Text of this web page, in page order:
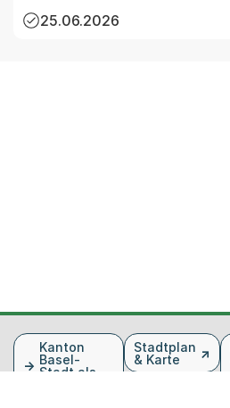
25.06.2026
FusszeileKanton
Basel-
Stadt als
Stadtplan
& Karte